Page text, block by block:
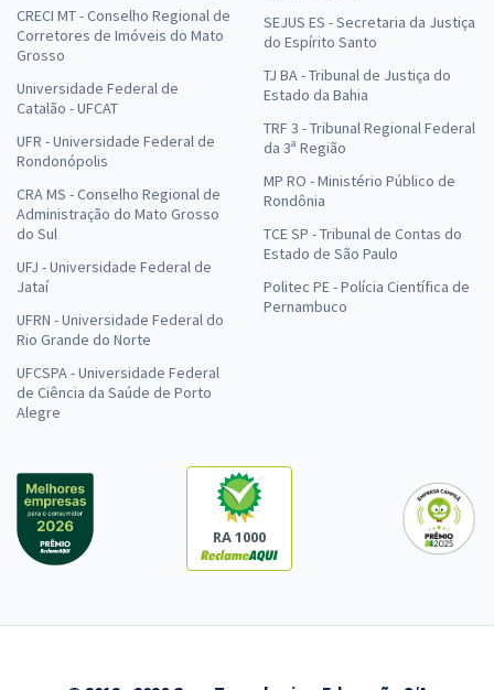
CRECI MT - Conselho Regional de
Corretores de Imóveis do Mato
Grosso
Universidade Federal de
Catalão - UFCAT
UFR - Universidade Federal de
Rondonópolis
CRA MS - Conselho Regional de
Administração do Mato Grosso
do Sul
UFJ - Universidade Federal de
Jataí
UFRN - Universidade Federal do
Rio Grande do Norte
UFCSPA - Universidade Federal
de Ciência da Saúde de Porto
Alegre
SEJUS ES - Secretaria da Justiça
do Espírito Santo
TJ BA - Tribunal de Justiça do
Estado da Bahia
TRF 3 - Tribunal Regional Federal
da 3ª Região
MP RO - Ministério Público de
Rondônia
TCE SP - Tribunal de Contas do
Estado de São Paulo
Politec PE - Polícia Científica de
Pernambuco
RA 1000